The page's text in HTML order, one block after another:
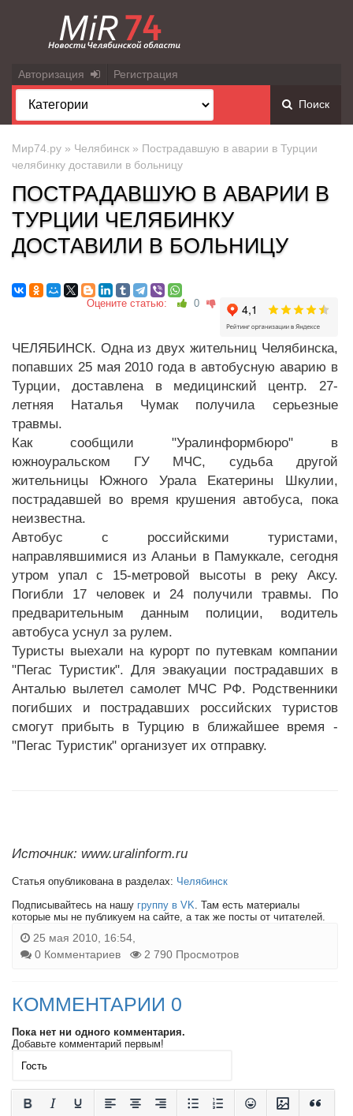
Авторизация Регистрация
Поиск
Мир74.ру » Челябинск » Пострадавшую в аварии в Турции
челябинку доставили в больницу
ПОСТРАДАВШУЮ В АВАРИИ В
ТУРЦИИ ЧЕЛЯБИНКУ
ДОСТАВИЛИ В БОЛЬНИЦУ
Оцените статью: 0
ЧЕЛЯБИНСК. Одна из двух жительниц Челябинска,
попавших 25 мая 2010 года в автобусную аварию в
Турции, доставлена в медицинский центр. 27-
летняя Наталья Чумак получила серьезные
травмы.
Как сообщили "Уралинформбюро" в
южноуральском ГУ МЧС, судьба другой
жительницы Южного Урала Екатерины Шкулии,
пострадавшей во время крушения автобуса, пока
неизвестна.
Автобус с российскими туристами,
направлявшимися из Аланьи в Памуккале, сегодня
утром упал с 15-метровой высоты в реку Аксу.
Погибли 17 человек и 24 получили травмы. По
предварительным данным полиции, водитель
автобуса уснул за рулем.
Туристы выехали на курорт по путевкам компании
"Пегас Туристик". Для эвакуации пострадавших в
Анталью вылетел самолет МЧС РФ. Родственники
погибших и пострадавших российских туристов
смогут прибыть в Турцию в ближайшее время -
"Пегас Туристик" организует их отправку.
Источник: www.uralinform.ru
Статья опубликована в разделах: Челябинск
Подписывайтесь на нашу группу в VK. Там есть материалы
которые мы не публикуем на сайте, а так же посты от читателей.
25 мая 2010, 16:54,
0 Комментариев
2 790 Просмотров
КОММЕНТАРИИ 0
Пока нет ни одного комментария.
Добавьте комментарий первым!